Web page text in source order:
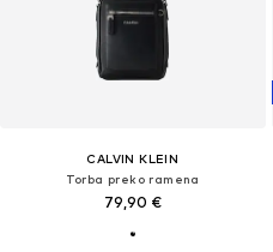
CALVIN KLEIN
Torba preko ramena
79,90 €